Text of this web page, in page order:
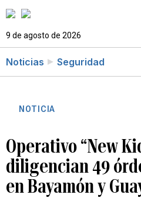
9 de agosto de 2026
Noticias Seguridad
NOTICIA
Operativo “New
diligencian 49
en Bayamón y